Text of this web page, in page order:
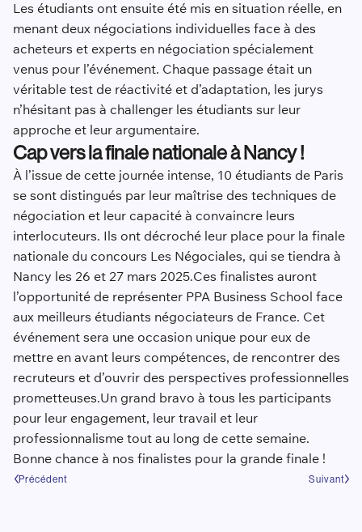
Les étudiants ont ensuite été mis en situation réelle, en
menant deux négociations individuelles face à des
acheteurs et experts en négociation spécialement
venus pour l’événement. Chaque passage était un
véritable test de réactivité et d’adaptation, les jurys
n’hésitant pas à challenger les étudiants sur leur
approche et leur argumentaire.
Cap vers la finale nationale à Nancy !
À l’issue de cette journée intense, 10 étudiants de Paris
se sont distingués par leur maîtrise des techniques de
négociation et leur capacité à convaincre leurs
interlocuteurs. Ils ont décroché leur place pour la finale
nationale du concours Les Négociales, qui se tiendra à
Nancy les 26 et 27 mars 2025.Ces finalistes auront
l’opportunité de représenter PPA Business School face
aux meilleurs étudiants négociateurs de France. Cet
événement sera une occasion unique pour eux de
mettre en avant leurs compétences, de rencontrer des
recruteurs et d’ouvrir des perspectives professionnelles
prometteuses.Un grand bravo à tous les participants
pour leur engagement, leur travail et leur
professionnalisme tout au long de cette semaine.
Bonne chance à nos finalistes pour la grande finale !
Précédent Suivant